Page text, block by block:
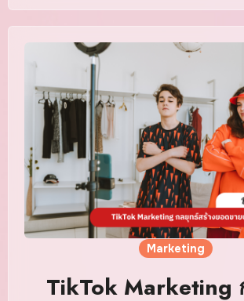
Marketing
TikTok Marketing